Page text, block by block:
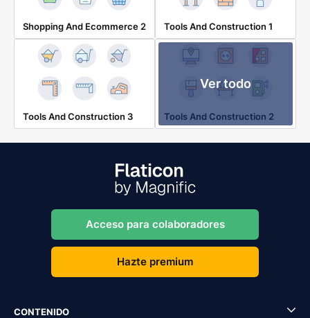
Shopping And Ecommerce 2 Tools And Construction 1
Tools And Construction 3
Ver todo
Tools And Construction 2
Acceso para colaboradores
Hazte premium
CONTENIDO